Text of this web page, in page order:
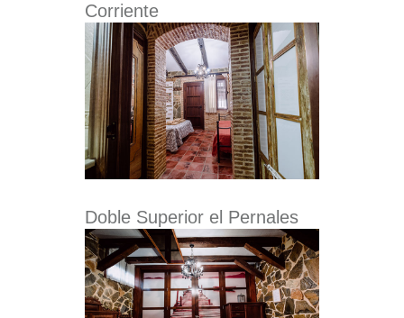
Corriente
Doble Superior el Pernales